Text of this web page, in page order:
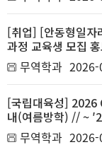
[취업] [안동형일자
과정 교육생 모집
무역학과
[국립대육성] 2026
내(여름방학) // ~
무역학과